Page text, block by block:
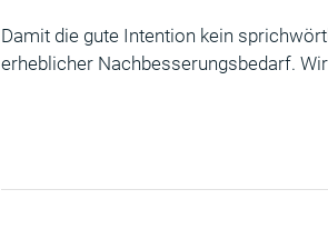
Damit die gute Intention kein
erheblicher Nachbesserungsbedarf.